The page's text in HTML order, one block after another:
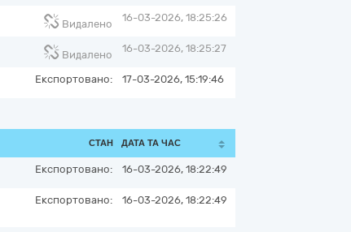
Видалено
16-03-2026, 18:25:26
Видалено
16-03-2026, 18:25:27
Експортовано: 17-03-2026, 15:19:46
СТАН ДАТА ТА ЧАС
Експортовано: 16-03-2026, 18:22:49
Експортовано: 16-03-2026, 18:22:49